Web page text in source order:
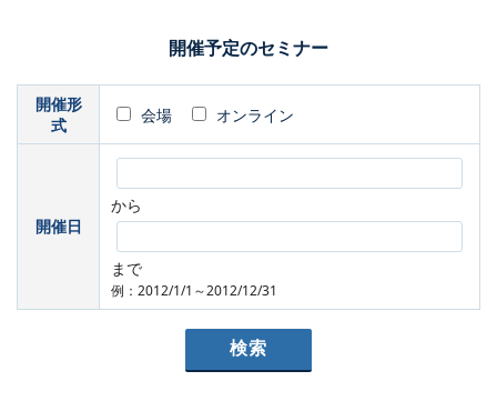
開催予定のセミナー
開催形
式
会場 オンライン
開催日
から
まで
例：2012/1/1～2012/12/31